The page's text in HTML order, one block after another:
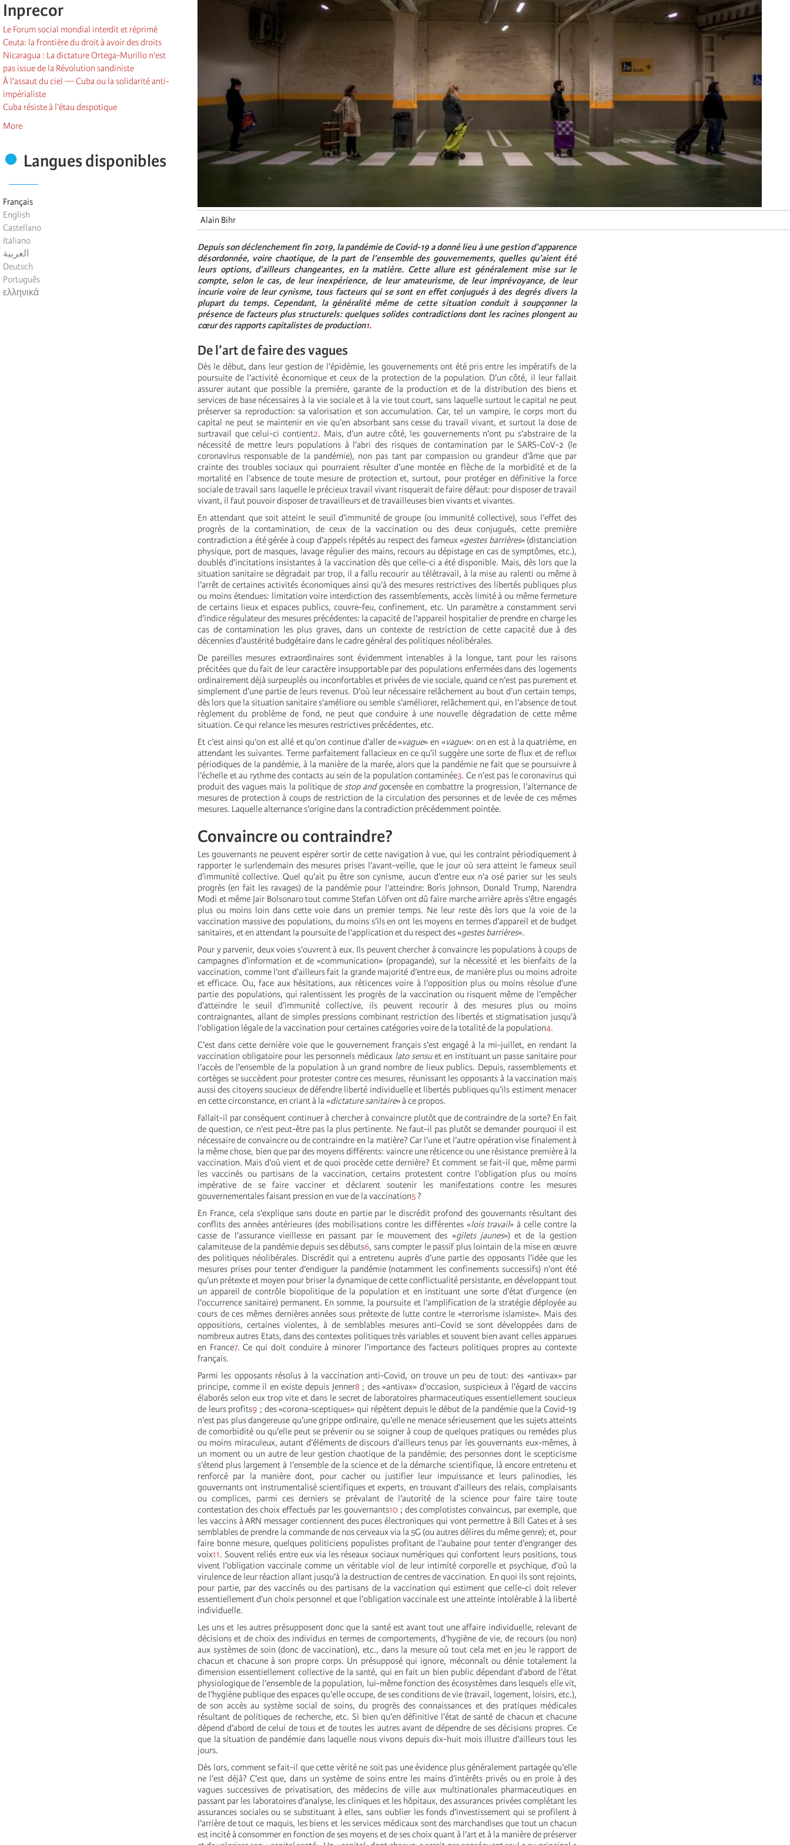
Inprecor
Le Forum social mondial interdit et réprimé
Ceuta: la frontière du droit à avoir des droits
Nicaragua : La dictature Ortega-Murillo n’est
pas issue de la Révolution sandiniste
À l’assaut du ciel — Cuba ou la solidarité anti-
impérialiste
Cuba résiste à l’étau despotique
More
Langues disponibles
Français
English
Castellano
Italiano
العربية
Deutsch
Português
ελληνικά
Alain Bihr
Depuis son déclenchement fin 2019, la pandémie de Covid-19 a donné lieu à une gestion d’apparence
désordonnée, voire chaotique, de la part de l’ensemble des gouvernements, quelles qu’aient été
leurs options, d’ailleurs changeantes, en la matière. Cette allure est généralement mise sur le
compte, selon le cas, de leur inexpérience, de leur amateurisme, de leur imprévoyance, de leur
incurie voire de leur cynisme, tous facteurs qui se sont en effet conjugués à des degrés divers la
plupart du temps. Cependant, la généralité même de cette situation conduit à soupçonner la
présence de facteurs plus structurels: quelques solides contradictions dont les racines plongent au
cœur des rapports capitalistes de production1.
De l’art de faire des vagues
Dès le début, dans leur gestion de l’épidémie, les gouvernements ont été pris entre les impératifs de la
poursuite de l’activité économique et ceux de la protection de la population. D’un côté, il leur fallait
assurer autant que possible la première, garante de la production et de la distribution des biens et
services de base nécessaires à la vie sociale et à la vie tout court, sans laquelle surtout le capital ne peut
préserver sa reproduction: sa valorisation et son accumulation. Car, tel un vampire, le corps mort du
capital ne peut se maintenir en vie qu’en absorbant sans cesse du travail vivant, et surtout la dose de
surtravail que celui-ci contient2. Mais, d’un autre côté, les gouvernements n’ont pu s’abstraire de la
nécessité de mettre leurs populations à l’abri des risques de contamination par le SARS-CoV-2 (le
coronavirus responsable de la pandémie), non pas tant par compassion ou grandeur d’âme que par
crainte des troubles sociaux qui pourraient résulter d’une montée en flèche de la morbidité et de la
mortalité en l’absence de toute mesure de protection et, surtout, pour protéger en définitive la force
sociale de travail sans laquelle le précieux travail vivant risquerait de faire défaut: pour disposer de travail
vivant, il faut pouvoir disposer de travailleurs et de travailleuses bien vivants et vivantes.
En attendant que soit atteint le seuil d’immunité de groupe (ou immunité collective), sous l’effet des
progrès de la contamination, de ceux de la vaccination ou des deux conjugués, cette première
contradiction a été gérée à coup d’appels répétés au respect des fameux «gestes barrières» (distanciation
physique, port de masques, lavage régulier des mains, recours au dépistage en cas de symptômes, etc.),
doublés d’incitations insistantes à la vaccination dès que celle-ci a été disponible. Mais, dès lors que la
situation sanitaire se dégradait par trop, il a fallu recourir au télétravail, à la mise au ralenti ou même à
l’arrêt de certaines activités économiques ainsi qu’à des mesures restrictives des libertés publiques plus
ou moins étendues: limitation voire interdiction des rassemblements, accès limité à ou même fermeture
de certains lieux et espaces publics, couvre-feu, confinement, etc. Un paramètre a constamment servi
d’indice régulateur des mesures précédentes: la capacité de l’appareil hospitalier de prendre en charge les
cas de contamination les plus graves, dans un contexte de restriction de cette capacité due à des
décennies d’austérité budgétaire dans le cadre général des politiques néolibérales.
De pareilles mesures extraordinaires sont évidemment intenables à la longue, tant pour les raisons
précitées que du fait de leur caractère insupportable par des populations enfermées dans des logements
ordinairement déjà surpeuplés ou inconfortables et privées de vie sociale, quand ce n’est pas purement et
simplement d’une partie de leurs revenus. D’où leur nécessaire relâchement au bout d’un certain temps,
dès lors que la situation sanitaire s’améliore ou semble s’améliorer, relâchement qui, en l’absence de tout
règlement du problème de fond, ne peut que conduire à une nouvelle dégradation de cette même
situation. Ce qui relance les mesures restrictives précédentes, etc.
Et c’est ainsi qu’on est allé et qu’on continue d’aller de «vague» en «vague»: on en est à la quatrième, en
attendant les suivantes. Terme parfaitement fallacieux en ce qu’il suggère une sorte de flux et de reflux
périodiques de la pandémie, à la manière de la marée, alors que la pandémie ne fait que se poursuivre à
l’échelle et au rythme des contacts au sein de la population contaminée3. Ce n’est pas le coronavirus qui
produit des vagues mais la politique de stop and gocensée en combattre la progression, l’alternance de
mesures de protection à coups de restriction de la circulation des personnes et de levée de ces mêmes
mesures. Laquelle alternance s’origine dans la contradiction précédemment pointée.
Convaincre ou contraindre?
Les gouvernants ne peuvent espérer sortir de cette navigation à vue, qui les contraint périodiquement à
rapporter le surlendemain des mesures prises l’avant-veille, que le jour où sera atteint le fameux seuil
d’immunité collective. Quel qu’ait pu être son cynisme, aucun d’entre eux n’a osé parier sur les seuls
progrès (en fait les ravages) de la pandémie pour l’atteindre: Boris Johnson, Donald Trump, Narendra
Modi et même Jair Bolsonaro tout comme Stefan Löfven ont dû faire marche arrière après s’être engagés
plus ou moins loin dans cette voie dans un premier temps. Ne leur reste dès lors que la voie de la
vaccination massive des populations, du moins s’ils en ont les moyens en termes d’appareil et de budget
sanitaires, et en attendant la poursuite de l’application et du respect des «gestes barrières».
Pour y parvenir, deux voies s’ouvrent à eux. Ils peuvent chercher à convaincre les populations à coups de
campagnes d’information et de «communication» (propagande), sur la nécessité et les bienfaits de la
vaccination, comme l’ont d’ailleurs fait la grande majorité d’entre eux, de manière plus ou moins adroite
et efficace. Ou, face aux hésitations, aux réticences voire à l’opposition plus ou moins résolue d’une
partie des populations, qui ralentissent les progrès de la vaccination ou risquent même de l’empêcher
d’atteindre le seuil d’immunité collective, ils peuvent recourir à des mesures plus ou moins
contraignantes, allant de simples pressions combinant restriction des libertés et stigmatisation jusqu’à
l’obligation légale de la vaccination pour certaines catégories voire de la totalité de la population4.
C’est dans cette dernière voie que le gouvernement français s’est engagé à la mi-juillet, en rendant la
vaccination obligatoire pour les personnels médicaux lato sensuet en instituant un passe sanitaire pour
l’accès de l’ensemble de la population à un grand nombre de lieux publics. Depuis, rassemblements et
cortèges se succèdent pour protester contre ces mesures, réunissant les opposants à la vaccination mais
aussi des citoyens soucieux de défendre liberté individuelle et libertés publiques qu’ils estiment menacer
en cette circonstance, en criant à la «dictature sanitaire» à ce propos.
Fallait-il par conséquent continuer à chercher à convaincre plutôt que de contraindre de la sorte? En fait
de question, ce n’est peut-être pas la plus pertinente. Ne faut-il pas plutôt se demander pourquoi il est
nécessaire de convaincre ou de contraindre en la matière? Car l’une et l’autre opération vise finalement à
la même chose, bien que par des moyens différents: vaincre une réticence ou une résistance première à la
vaccination. Mais d’où vient et de quoi procède cette dernière? Et comment se fait-il que, même parmi
les vaccinés ou partisans de la vaccination, certains protestent contre l’obligation plus ou moins
impérative de se faire vacciner et déclarent soutenir les manifestations contre les mesures
gouvernementales faisant pression en vue de la vaccination5 ?
En France, cela s’explique sans doute en partie par le discrédit profond des gouvernants résultant des
conflits des années antérieures (des mobilisations contre les différentes «lois travail» à celle contre la
casse de l’assurance vieillesse en passant par le mouvement des «gilets jaunes») et de la gestion
calamiteuse de la pandémie depuis ses débuts6, sans compter le passif plus lointain de la mise en œuvre
des politiques néolibérales. Discrédit qui a entretenu auprès d’une partie des opposants l’idée que les
mesures prises pour tenter d’endiguer la pandémie (notamment les confinements successifs) n’ont été
qu’un prétexte et moyen pour briser la dynamique de cette conflictualité persistante, en développant tout
un appareil de contrôle biopolitique de la population et en instituant une sorte d’état d’urgence (en
l’occurrence sanitaire) permanent. En somme, la poursuite et l’amplification de la stratégie déployée au
cours de ces mêmes dernières années sous prétexte de lutte contre le «terrorisme islamiste». Mais des
oppositions, certaines violentes, à de semblables mesures anti-Covid se sont développées dans de
nombreux autres Etats, dans des contextes politiques très variables et souvent bien avant celles apparues
en France7. Ce qui doit conduire à minorer l’importance des facteurs politiques propres au contexte
français.
Parmi les opposants résolus à la vaccination anti-Covid, on trouve un peu de tout: des «antivax» par
principe, comme il en existe depuis Jenner8 ; des «antivax» d’occasion, suspicieux à l’égard de vaccins
élaborés selon eux trop vite et dans le secret de laboratoires pharmaceutiques essentiellement soucieux
de leurs profits9 ; des «corona-sceptiques» qui répètent depuis le début de la pandémie que la Covid-19
n’est pas plus dangereuse qu’une grippe ordinaire, qu’elle ne menace sérieusement que les sujets atteints
de comorbidité ou qu’elle peut se prévenir ou se soigner à coup de quelques pratiques ou remèdes plus
ou moins miraculeux, autant d’éléments de discours d’ailleurs tenus par les gouvernants eux-mêmes, à
un moment ou un autre de leur gestion chaotique de la pandémie; des personnes dont le scepticisme
s’étend plus largement à l’ensemble de la science et de la démarche scientifique, là encore entretenu et
renforcé par la manière dont, pour cacher ou justifier leur impuissance et leurs palinodies, les
gouvernants ont instrumentalisé scientifiques et experts, en trouvant d’ailleurs des relais, complaisants
ou complices, parmi ces derniers se prévalant de l’autorité de la science pour faire taire toute
contestation des choix effectués par les gouvernants10 ; des complotistes convaincus, par exemple, que
les vaccins à ARN messager contiennent des puces électroniques qui vont permettre à Bill Gates et à ses
semblables de prendre la commande de nos cerveaux via la 5G (ou autres délires du même genre); et, pour
faire bonne mesure, quelques politiciens populistes profitant de l’aubaine pour tenter d’engranger des
voix11. Souvent reliés entre eux via les réseaux sociaux numériques qui confortent leurs positions, tous
vivent l’obligation vaccinale comme un véritable viol de leur intimité corporelle et psychique, d’où la
virulence de leur réaction allant jusqu’à la destruction de centres de vaccination. En quoi ils sont rejoints,
pour partie, par des vaccinés ou des partisans de la vaccination qui estiment que celle-ci doit relever
essentiellement d’un choix personnel et que l’obligation vaccinale est une atteinte intolérable à la liberté
individuelle.
Les uns et les autres présupposent donc que la santé est avant tout une affaire individuelle, relevant de
décisions et de choix des individus en termes de comportements, d’hygiène de vie, de recours (ou non)
aux systèmes de soin (donc de vaccination), etc., dans la mesure où tout cela met en jeu le rapport de
chacun et chacune à son propre corps. Un présupposé qui ignore, méconnaît ou dénie totalement la
dimension essentiellement collective de la santé, qui en fait un bien public dépendant d’abord de l’état
physiologique de l’ensemble de la population, lui-même fonction des écosystèmes dans lesquels elle vit,
de l’hygiène publique des espaces qu’elle occupe, de ses conditions de vie (travail, logement, loisirs, etc.),
de son accès au système social de soins, du progrès des connaissances et des pratiques médicales
résultant de politiques de recherche, etc. Si bien qu’en définitive l’état de santé de chacun et chacune
dépend d’abord de celui de tous et de toutes les autres avant de dépendre de ses décisions propres. Ce
que la situation de pandémie dans laquelle nous vivons depuis dix-huit mois illustre d’ailleurs tous les
jours.
Dès lors, comment se fait-il que cette vérité ne soit pas une évidence plus généralement partagée qu’elle
ne l’est déjà? C’est que, dans un système de soins entre les mains d’intérêts privés ou en proie à des
vagues successives de privatisation, des médecins de ville aux multinationales pharmaceutiques en
passant par les laboratoires d’analyse, les cliniques et les hôpitaux, des assurances privées complétant les
assurances sociales ou se substituant à elles, sans oublier les fonds d’investissement qui se profilent à
l’arrière de tout ce maquis, les biens et les services médicaux sont des marchandises que tout un chacun
est incité à consommer en fonction de ses moyens et de ses choix quant à l’art et à la manière de préserver